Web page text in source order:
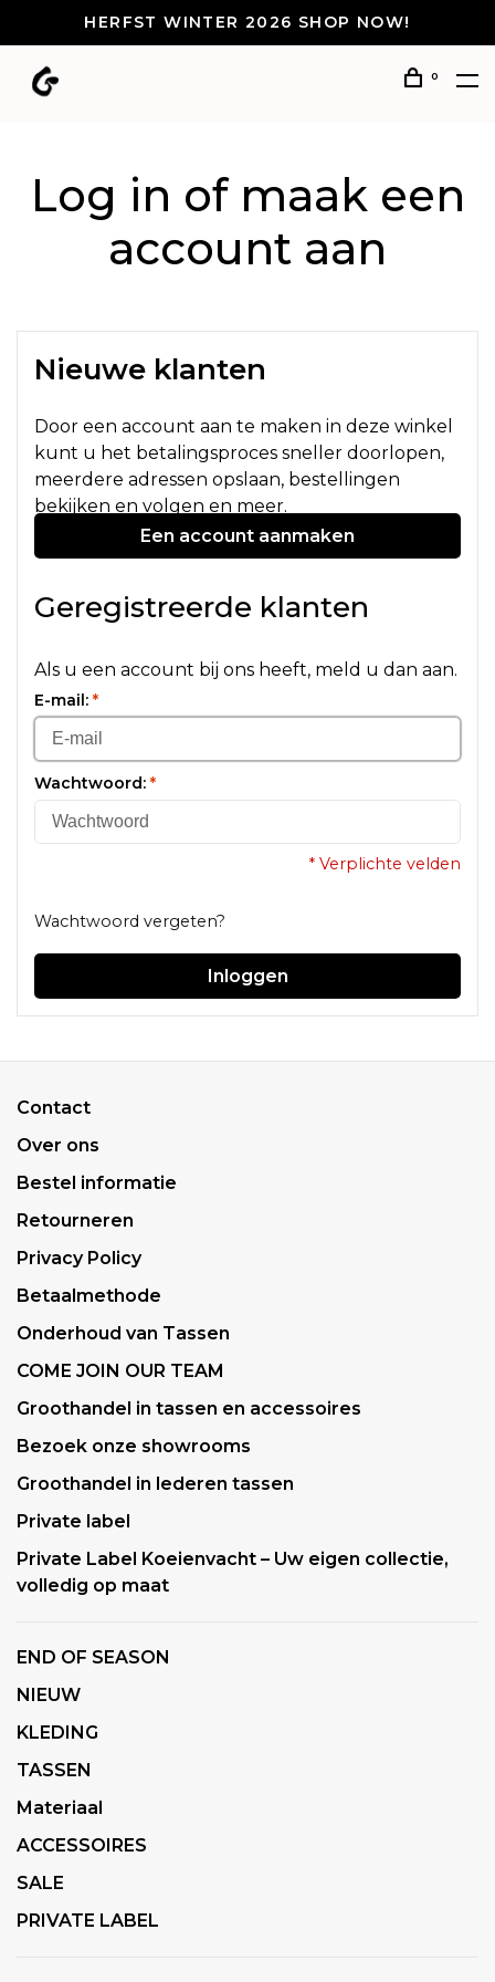
HERFST WINTER 2026 SHOP NOW!
0
Log in of maak een
account aan
Nieuwe klanten
Door een account aan te maken in deze winkel
kunt u het betalingsproces sneller doorlopen,
meerdere adressen opslaan, bestellingen
bekijken en volgen en meer.
Een account aanmaken
Geregistreerde klanten
Als u een account bij ons heeft, meld u dan aan.
E-mail: *
Wachtwoord: *
* Verplichte velden
Wachtwoord vergeten?
Inloggen
Contact
Over ons
Bestel informatie
Retourneren
Privacy Policy
Betaalmethode
Onderhoud van Tassen
COME JOIN OUR TEAM
Groothandel in tassen en accessoires
Bezoek onze showrooms
Groothandel in lederen tassen
Private label
Private Label Koeienvacht – Uw eigen collectie,
volledig op maat
END OF SEASON
NIEUW
KLEDING
TASSEN
Materiaal
ACCESSOIRES
SALE
PRIVATE LABEL